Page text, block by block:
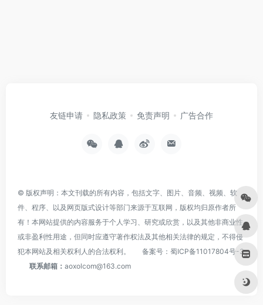
友链申请 隐私政策 免责声明 广告合作
© 版权声明：本文刊载的所有内容，包括文字、图片、音频、视频、软
件、程序、以及网页版式设计等部门来源于互联网，版权均归原作者所
有！本网站提供的内容服务于个人学习、研究或欣赏，以及其他非商业性
或非盈利性用途，但同时应遵守著作权法及其他相关法律的规定，不得侵
犯本网站及相关权利人的合法权利。
备案号： 蜀ICP备11017804号-3
联系邮箱： aoxolcom@163.com